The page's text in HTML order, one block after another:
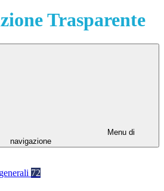
Trasparente
Menu di
navigazione
72